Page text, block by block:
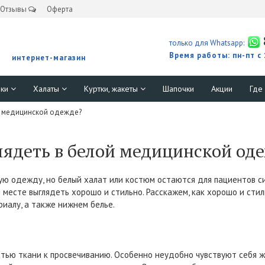
Отзывы Оферта
интернет-магазин
только для Whatsapp:
Время работы: пн-пт
Халаты Куртки, жакеты Шапочки Акции Где
медицинской одежде?
в белой медицинской
одежду, но белый халат или костюм остаются для пациентов
выглядеть хорошо и стильно. Расскажем, как хорошо и
а также нижнем белье.
ткани к просвечиванию. Особенно неудобно чувствуют